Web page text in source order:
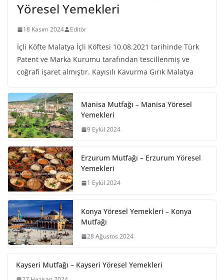
Yöresel Yemekleri
18 Kasım 2024 Editör
İçli Köfte Malatya İçli Köftesi 10.08.2021 tarihinde Türk
Patent ve Marka Kurumu tarafından tescillenmiş ve
coğrafi işaret almıştır. Kayısılı Kavurma Gırık Malatya
Manisa Mutfağı – Manisa Yöresel
Yemekleri
9 Eylül 2024
Erzurum Mutfağı – Erzurum Yöresel
Yemekleri
1 Eylül 2024
Konya Yöresel Yemekleri – Konya
Mutfağı
28 Ağustos 2024
Kayseri Mutfağı – Kayseri Yöresel Yemekleri